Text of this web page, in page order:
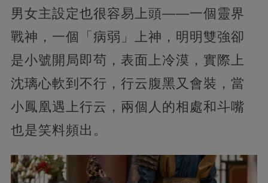
男女主設定也很容易上頭——一個靈界
戰神，一個「病弱」上神，明明雙強卻
是小號開局即茍，表面上冷漠，實際上
沈璃心軟到不行，行云腹黑又會裝，當
小鳳凰遇上行云，兩個人的相處和斗嘴
也是笑料頻出。